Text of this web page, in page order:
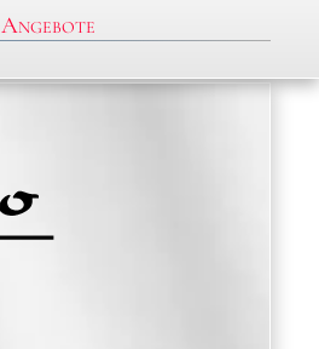
Angebote